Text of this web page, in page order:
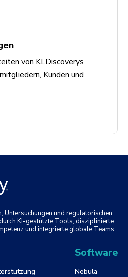
von KLDiscoverys
Kunden und
Untersuchungen und regulatorischen
KI-gestützte Tools, disziplinierte
und integrierte globale Teams.
Software
Nebula